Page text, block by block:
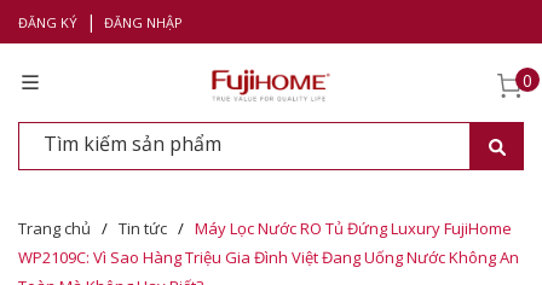
ĐĂNG KÝ | ĐĂNG NHẬP
0
Trang chủ / Tin tức / Máy Lọc Nước RO Tủ Đứng Luxury FujiHome
WP2109C: Vì Sao Hàng Triệu Gia Đình Việt Đang Uống Nước Không An